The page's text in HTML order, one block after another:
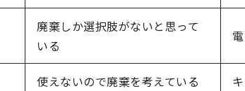
廃棄しか選択肢がないと思って
いる
使えないので廃棄を考えている